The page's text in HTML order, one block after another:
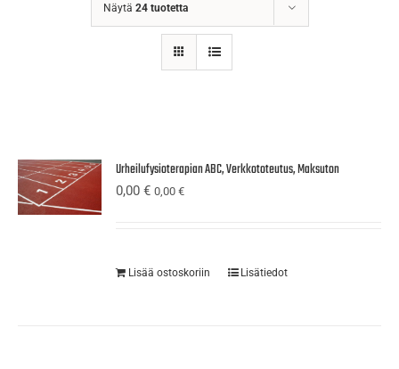
Näytä 24 tuotetta
Urheilufysioterapian ABC, Verkkototeutus, Maksuton
0,00€ 0,00€
Lisää ostoskoriin Lisätiedot